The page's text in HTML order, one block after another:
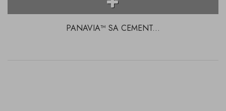
PANAVIA™ SA CEMENT...